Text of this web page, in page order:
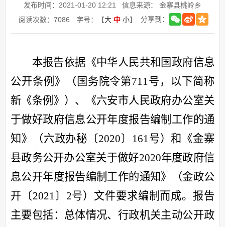
发布时间：2021-01-20 12:21
信息来源： 金寨县桃岭乡
阅读次数：7086 字号：【大 中 小】 分享到：
本报告依据《中华人民共和国政府信息
公开条例》（国务院令第711号，以下简称
新《条例》）、《六安市人民政府办公室关
于做好政府信息公开年度报告编制工作的通
知》（六政办秘〔2020〕 161号）和《金寨
县政务公开办公室关于做好2020年度政府信
息公开年度报告编制工作的通知》（金政公
开〔2021〕 2号）文件要求编制而成。报告
主要包括：总体情况、行政机关主动公开政